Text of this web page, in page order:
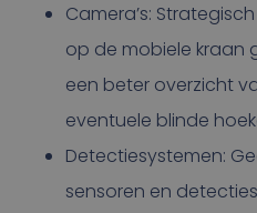
Camera’s:
op de mobiele kraan
een beter overzicht
eventuele blinde
Detectiesystemen:
sensoren en